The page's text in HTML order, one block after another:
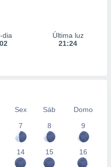
dia
Última luz
21:24
Sex Sáb
Domo
7 8 9
14 15 16